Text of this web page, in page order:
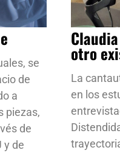
se
de
a
piezas,
de
y de
otro
La
en los